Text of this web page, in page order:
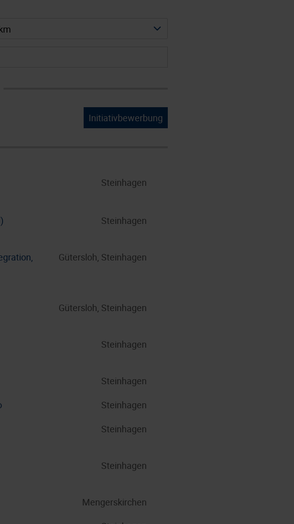
Initiativbewerbung
Steinhagen
Steinhagen
Gütersloh, Steinhagen
Gütersloh, Steinhagen
Steinhagen
Steinhagen
Steinhagen
Steinhagen
Steinhagen
Mengerskirchen